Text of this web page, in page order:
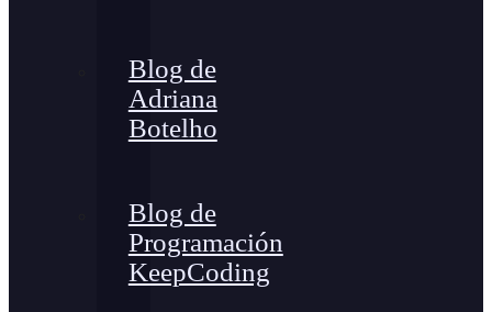
Blog de
Adriana
Botelho
Blog de
Programación
KeepCoding